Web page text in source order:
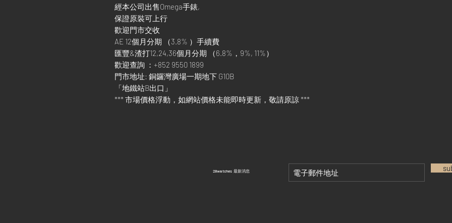
經本公司出售Omega手錶,
保證原裝可上行
歡迎門市交收
AE 12個月分期 （3.8% ）手續費
匯豐&渣打12,24,36個月分期 （6.8%，9%, 11%）
歡迎查詢 ：+852 9550 1899
門市地址: 銅鑼灣廣場一期地下 G10B
「地鐵站B出口」
*** 市場價格浮動，如網站價格未能即時更新，敬請原諒 ***
​28watches 最新消息